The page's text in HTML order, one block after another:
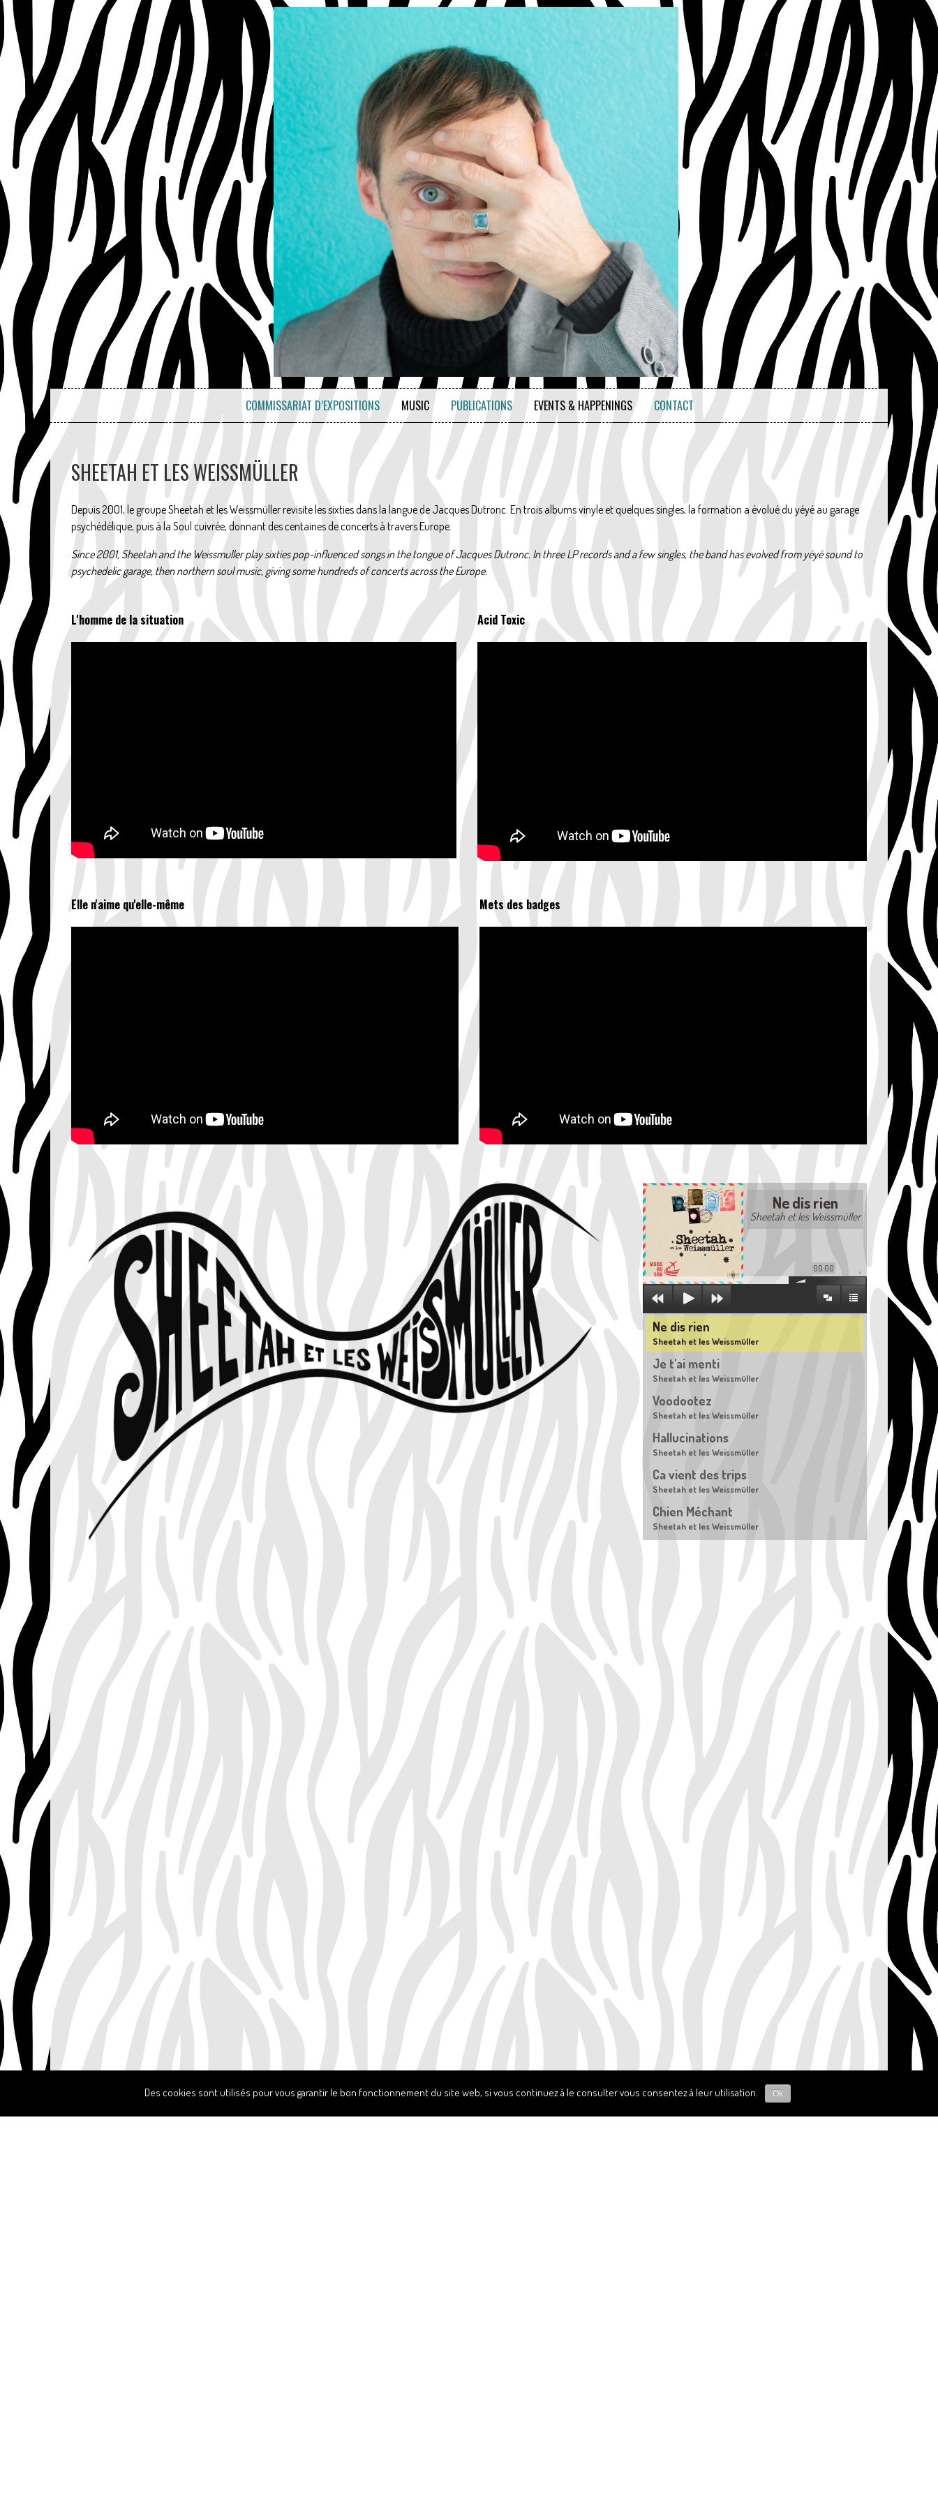
COMMISSARIAT D’EXPOSITIONS MUSIC PUBLICATIONS EVENTS & HAPPENINGS CONTACT
SHEETAH ET LES WEISSMÜLLER
Depuis 2001, le groupe Sheetah et les Weissmüller revisite les sixties dans la langue de Jacques Dutronc. En trois albums vinyle et quelques singles, la formation a évolué du yéyé au garage
psychédélique, puis à la Soul cuivrée, donnant des centaines de concerts à travers Europe.
Since 2001, Sheetah and the Weissmuller play sixties pop-influenced songs in the tongue of Jacques Dutronc. In three LP records and a few singles, the band has evolved from yéyé sound to
psychedelic garage, then northern soul music, giving some hundreds of concerts across the Europe.
L'homme de la situation Acid Toxic
Elle n'aime qu'elle-même Mets des badges
Ne dis rien
Sheetah et les Weissmüller
00:00
Ne dis rien
Sheetah et les Weissmüller
Je t'ai menti
Sheetah et les Weissmüller
Voodootez
Sheetah et les Weissmüller
Hallucinations
Sheetah et les Weissmüller
Ca vient des trips
Sheetah et les Weissmüller
Chien Méchant
Sheetah et les Weissmüller
Des cookies sont utilisés pour vous garantir le bon fonctionnement du site web, si vous continuez à le consulter vous consentez à leur utilisation. Ok